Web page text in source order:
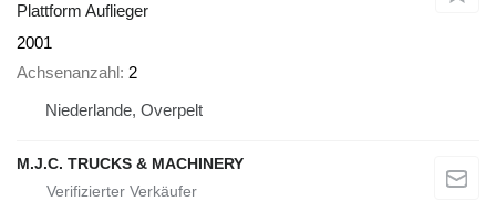
Plattform Auflieger
2001
Achsenanzahl 2
Niederlande, Overpelt
M.J.C. TRUCKS & MACHINERY